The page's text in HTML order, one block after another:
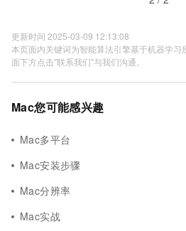
更新时间 2025-03-09 12:13:08
本页面内关键词为智能算法引擎基于机器学
面下方点击"联系我们"与我们沟通。
Mac您可能感兴趣
Mac多平台
Mac安装步骤
Mac分辨率
Mac实战